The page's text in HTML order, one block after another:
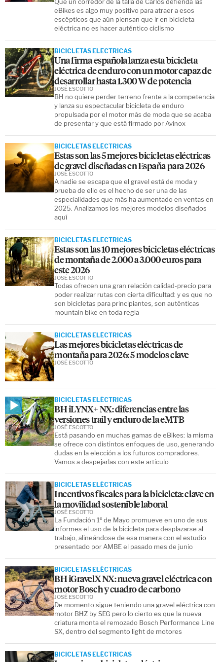
eBikes es algo muy positivo para atraer a esos
escépticos que aún piensan que ir en bicicleta
eléctrica no es hacer auténtico ciclismo
BICICLETAS ELÉCTRICAS
Una firma española lanza esta bicicleta
eléctrica de enduro con un motor capaz de
desarrollar hasta 1.300 W de potencia
BH no quiere perder terreno frente a la competencia
y lanza su espectacular bicicleta de enduro
propulsada por el motor más de moda que se acaba
de presentar y que está firmado por Avinox
JOSÉ ESCOTTO
BICICLETAS ELÉCTRICAS
Estas son las 5 mejores bicicletas eléctricas
de gravel diseñadas en España para 2026
A nadie se escapa que el gravel está de moda y
prueba de ello es el hecho de ser una de las
especialidades que más ha aumentado en ventas en
2025. Analizamos los mejores modelos diseñados
aquí
JOSÉ ESCOTTO
BICICLETAS ELÉCTRICAS
Estas son las 10 mejores bicicletas eléctricas
de montaña de 2.000 a 3.000 euros para
este 2026
Todas ofrecen una gran relación calidad-precio para
poder realizar rutas con cierta dificultad: y es que no
son bicicletas para principiantes, son auténticas
mountain bike en toda regla
JOSÉ ESCOTTO
BICICLETAS ELÉCTRICAS
Las mejores bicicletas eléctricas de
montaña para 2026: 5 modelos clave
JOSÉ ESCOTTO
BICICLETAS ELÉCTRICAS
BH iLYNX+ NX: diferencias entre las
versiones trail y enduro de la eMTB
Está pasando en muchas gamas de eBikes: la misma
se ofrece con distintos enfoques de uso, generando
dudas en la elección a los futuros compradores.
Vamos a despejarlas con este artículo
JOSÉ ESCOTTO
BICICLETAS ELÉCTRICAS
Incentivos fiscales para la bicicleta: clave en
la movilidad sostenible laboral
La Fundación 1º de Mayo promueve en uno de sus
informes el uso de la bicicleta para desplazarse al
trabajo, alineándose de esa manera con el estudio
presentado por AMBE el pasado mes de junio
JOSÉ ESCOTTO
BICICLETAS ELÉCTRICAS
BH iGravelX NX: nueva gravel eléctrica con
motor Bosch y cuadro de carbono
De momento sigue teniendo una gravel eléctrica con
motor BHZ by SEG pero lo cierto es que la nueva
criatura monta el remozado Bosch Performance Line
SX, dentro del segmento light de motores
JOSÉ ESCOTTO
BICICLETAS ELÉCTRICAS